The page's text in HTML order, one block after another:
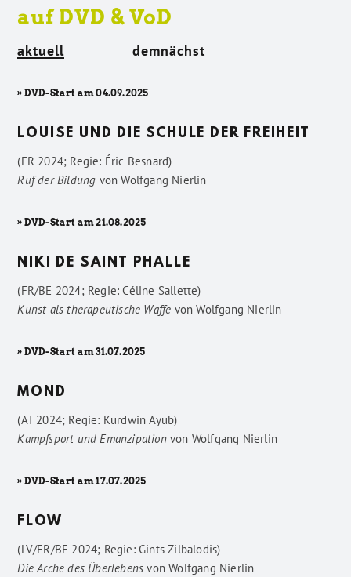
auf DVD & VoD
aktuell demnächst
» DVD-Start am 04.09.2025
LOUISE UND DIE SCHULE DER FREIHEIT
(FR 2024; Regie: Éric Besnard)
Ruf der Bildung vonWolfgang Nierlin
» DVD-Start am 21.08.2025
NIKI DE SAINT PHALLE
(FR/BE 2024; Regie: Céline Sallette)
Kunst als therapeutische Waffe vonWolfgang Nierlin
» DVD-Start am 31.07.2025
MOND
(AT 2024; Regie: Kurdwin Ayub)
Kampfsport und Emanzipationvon Wolfgang Nierlin
» DVD-Start am 17.07.2025
FLOW
(LV/FR/BE 2024; Regie: Gints Zilbalodis)
Die Arche des Überlebens vonWolfgang Nierlin